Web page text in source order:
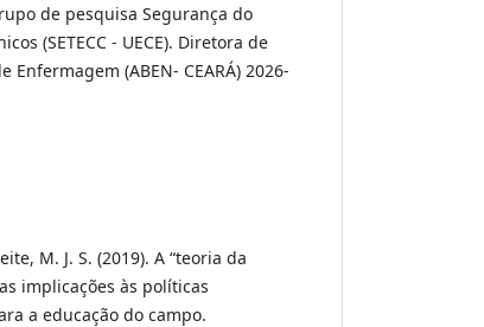
de pesquisa Segurança do
(SETECC - UECE). Diretora de
Enfermagem (ABEN- CEARÁ) 2026-
M. J. S. (2019). A “teoria da
implicações às políticas
a educação do campo.